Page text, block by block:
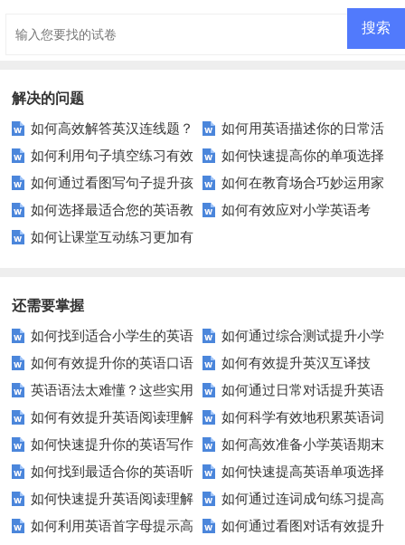
解决的问题
如何高效解答英汉连线题？
教师和学生必看！
如何用英语描述你的日常活
动？
如何利用句子填空练习有效
提升学生的语言技能？
如何快速提高你的单项选择
题得分？这里有你需要知道的一
切！
如何通过看图写句子提升孩
子的语言表达能力？
如何在教育场合巧妙运用家
庭成员相关表达？
如何选择最适合您的英语教
学资源？——五大在线平台助您
如何有效应对小学英语考
如何让课堂互动练习更加有
还需要掌握
如何找到适合小学生的英语
听力练习资源？
如何通过综合测试提升小学
生英语听说读写技能？
如何有效提升你的英语口语
表达能力？这5个技巧让你说一
口流利英语！
如何有效提升英汉互译技
巧？这些方法让你翻译更精准！
英语语法太难懂？这些实用
技巧让你轻松掌握！
如何通过日常对话提升英语
口语能力？试试这5个方法！
如何有效提升英语阅读理解
能力？这些技巧让你事半功倍！
如何科学有效地积累英语词
汇？
如何快速提升你的英语写作
技巧？这些建议助你一臂之力
如何高效准备小学英语期末
评估？这些技巧助你轻松过关！
如何找到最适合你的英语听
力测试？
如何快速提高英语单项选择
题的得分？
如何快速提升英语阅读理解
能力？这些技巧你必须知道！
如何通过连词成句练习提高
英语水平？
如何利用英语首字母提示高
如何通过看图对话有效提升